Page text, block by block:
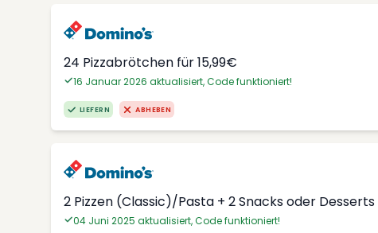
24 Pizzabrötchen für 15,99€
16 Januar 2026 aktualisiert, Code funktioniert!
LIEFERN ABHEBEN
2 Pizzen (Classic)/Pasta + 2 Snacks oder
04 Juni 2025 aktualisiert, Code funktioniert!